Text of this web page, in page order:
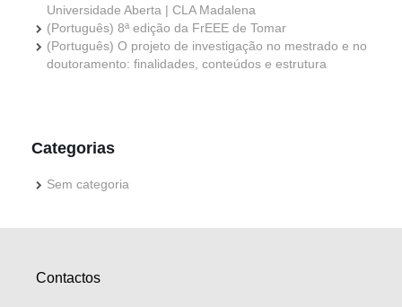
Universidade Aberta | CLA Madalena
(Português) 8ª edição da FrEEE de Tomar
(Português) O projeto de investigação no mestrado e no
doutoramento: finalidades, conteúdos e estrutura
Categorias
Sem categoria
Contactos